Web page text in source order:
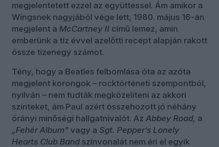
megjelentetett ezzel az együttessel. Ám amikor a
Wingsnek nagyjából vége lett, 1980. május 16-án
megjelent a McCartney II című lemez, amin
emberünk a tíz évvel azelőtti recept alapján rakott
össze tizenegy számot.
Tény, hogy a Beatles felbomlása óta az azóta
megjelent korongok – rocktörténeti szempontból,
nyilván – nem tudták megközelíteni az akkori
szinteket, ám Paul azért összehozott jó néhány
órányi minőségi hallgatnivalót. Az Abbey Road, a
„Fehér Album” vagy a Sgt. Pepper’s Lonely
Hearts Club Band színvonalát nem éri el egyik